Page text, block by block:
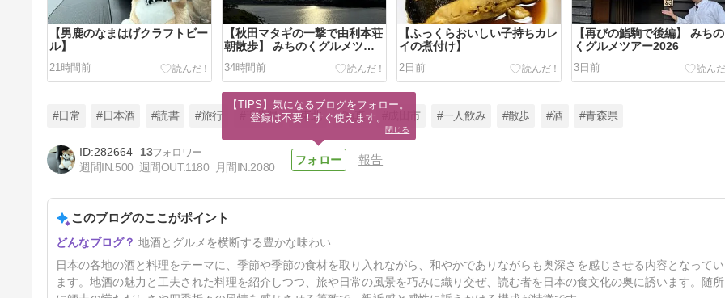
【男鹿のなまはげクラフトビー
ル】
21時間前
【秋田マタギの一撃で由利本荘
朝散歩】 みちのくグルメツア
34時間前
【ふっくらおいしい子持ちカレ
イの煮付け】
2日前
【再びの鮨駒で後編】 みちの
くグルメツアー2026
3日前
4日前
#日常 #日本酒 #読書 #旅行 #千葉県 #東北 #写真 #成田市 #一人飲み #散歩 #酒 #青森県
282664
13
週間IN:500 週間OUT:1180 月間IN:2080
報告
このブログのここがポイント
地酒とグルメを横断する豊かな味わい
日本の各地の酒と料理をテーマに、季節や季節の食材を取り入れながら、和やかでありながらも奥深さを感じさせる内容となってい
ます。地酒の魅力と工夫された料理を紹介しつつ、旅や日常の風景を巧みに織り交ぜ、読む者を日本の食文化の奥に誘います。随所
【TIPS】気になるブログをフォロー。
登録は不要！すぐ使えます。
閉じる